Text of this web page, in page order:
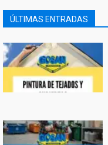
ÚLTIMAS ENTRADAS